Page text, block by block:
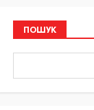
ПОШУК